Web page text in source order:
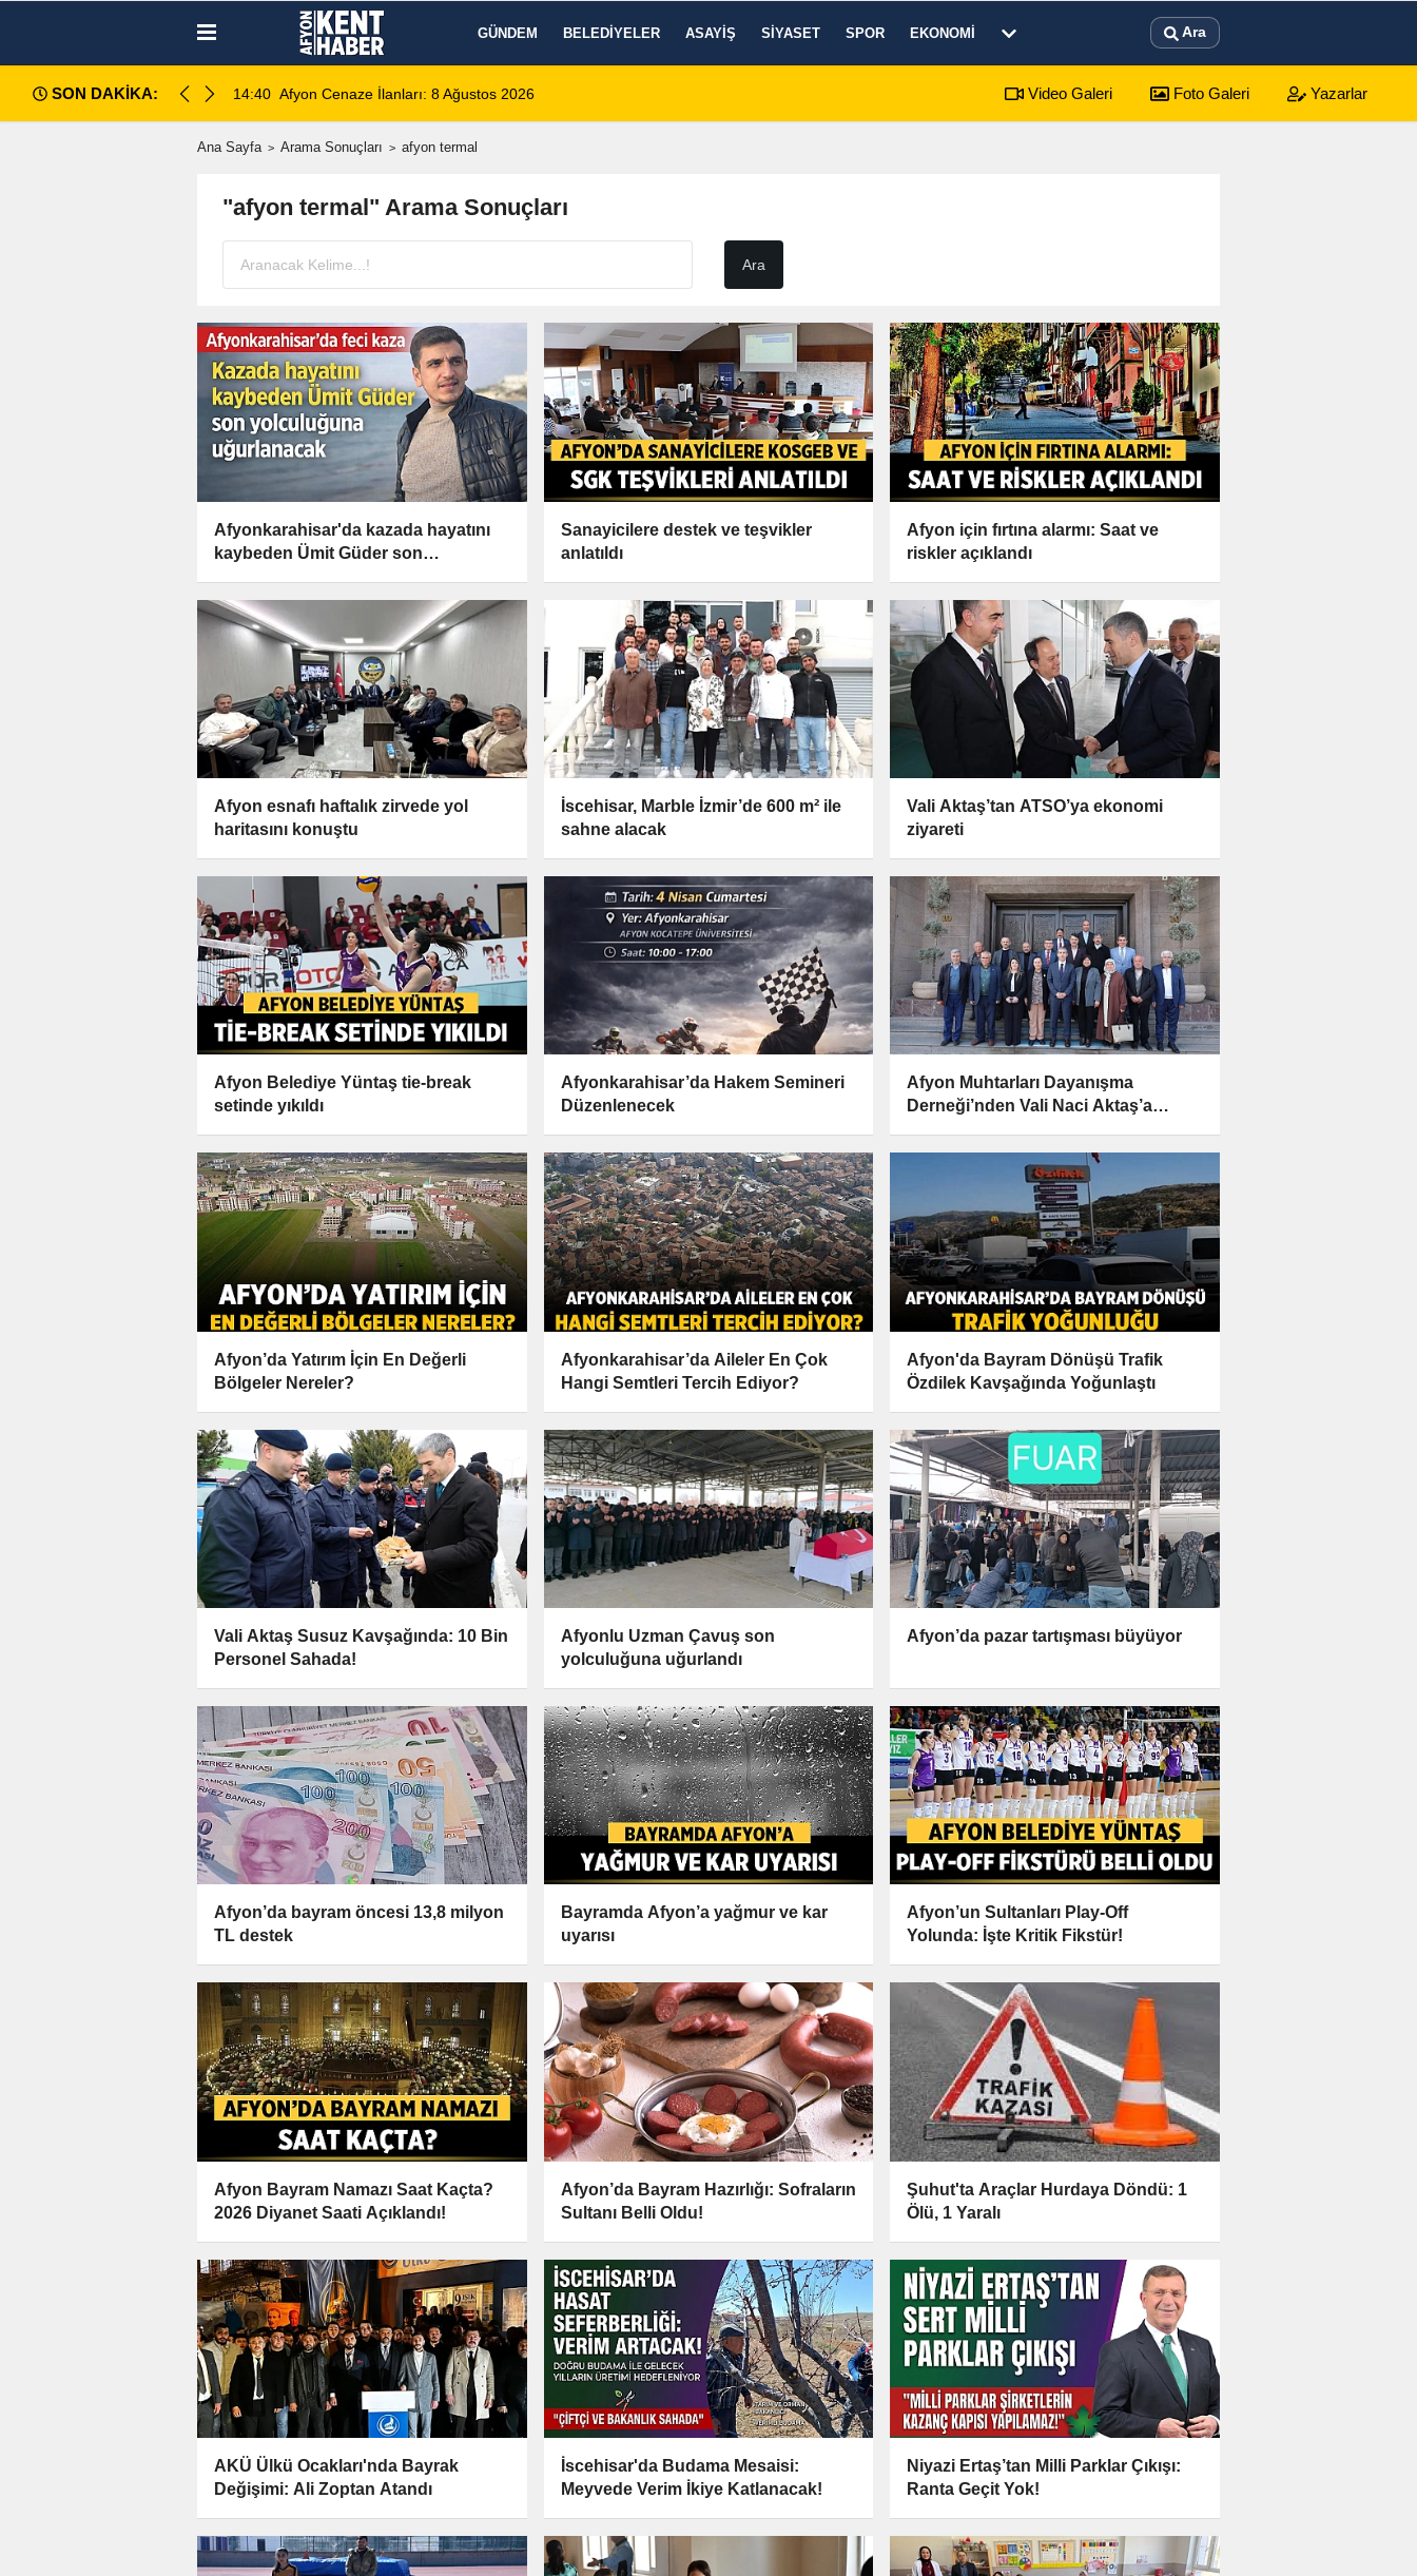
GÜNDEM BELEDIYELER ASAYIŞ SIYASET SPOR EKONOMI Ara
SON DAKİKA: 14:35 Sinanpaşa’da Otobüs Kazası: 1 Ölü, 15 Yaralı 8 Ağustos 2026 Afyonkarahisar Nöbetçi Eczaneler
Video Galeri Foto Galeri Yazarlar
Ana Sayfa Arama Sonuçları afyon termal
"afyon termal" Arama Sonuçları
Afyonkarahisar'da kazada hayatını
kaybeden Ümit Güder son
Sanayicilere destek ve teşvikler
anlatıldı
Afyon için fırtına alarmı: Saat ve
riskler açıklandı
Afyon esnafı haftalık zirvede yol
haritasını konuştu
İscehisar, Marble İzmir’de 600 m² ile
sahne alacak
Vali Aktaş’tan ATSO’ya ekonomi
ziyareti
Afyon Belediye Yüntaş tie-break
setinde yıkıldı
Afyonkarahisar’da Hakem Semineri
Düzenlenecek
Afyon Muhtarları Dayanışma
Derneği’nden Vali Naci Aktaş’a
Afyon’da Yatırım İçin En Değerli
Bölgeler Nereler?
Afyonkarahisar’da Aileler En Çok
Hangi Semtleri Tercih Ediyor?
Afyon'da Bayram Dönüşü Trafik
Özdilek Kavşağında Yoğunlaştı
Vali Aktaş Susuz Kavşağında: 10 Bin
Personel Sahada!
Afyonlu Uzman Çavuş son
yolculuğuna uğurlandı
Afyon’da pazar tartışması büyüyor
Afyon’da bayram öncesi 13,8 milyon
TL destek
Bayramda Afyon’a yağmur ve kar
uyarısı
Afyon’un Sultanları Play-Off
Yolunda: İşte Kritik Fikstür!
Afyon Bayram Namazı Saat Kaçta?
2026 Diyanet Saati Açıklandı!
Afyon’da Bayram Hazırlığı: Sofraların
Sultanı Belli Oldu!
Şuhut'ta Araçlar Hurdaya Döndü: 1
Ölü, 1 Yaralı
AKÜ Ülkü Ocakları'nda Bayrak
Değişimi: Ali Zoptan Atandı
İscehisar'da Budama Mesaisi:
Meyvede Verim İkiye Katlanacak!
Niyazi Ertaş’tan Milli Parklar Çıkışı:
Ranta Geçit Yok!